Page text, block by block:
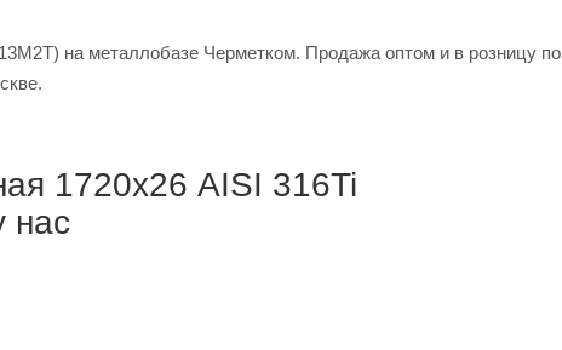
на металлобазе Черметком. Продажа оптом и в розницу по
Москве.
1720х26 AISI 316Ti
нас